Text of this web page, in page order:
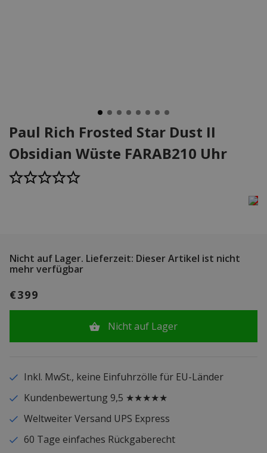
Paul Rich Frosted Star Dust II
Obsidian Wüste FARAB210 Uhr
Nicht auf Lager. Lieferzeit: Dieser Artikel ist nicht
mehr verfügbar
€399
Nicht auf Lager
Inkl. MwSt., keine Einfuhrzölle für EU-Länder
Kundenbewertung 9,5 ★★★★★
Weltweiter Versand UPS Express
60 Tage einfaches Rückgaberecht